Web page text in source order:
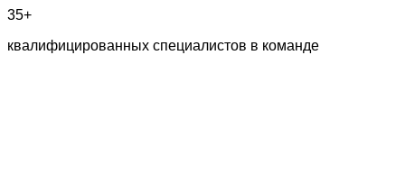
35+
квалифицированных специалистов в команде